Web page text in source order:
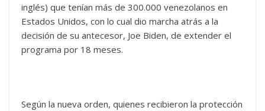
inglés) que tenían más de 300.000 venezolanos en
Estados Unidos, con lo cual dio marcha atrás a la
decisión de su antecesor, Joe Biden, de extender el
programa por 18 meses.
Según la nueva orden, quienes recibieron la protección